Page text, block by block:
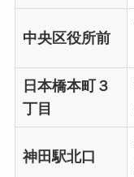
中央区役所前
日本橋本町３
丁目
神田駅北口